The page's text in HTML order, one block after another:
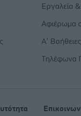
Εργαλεία
Αφιέρωμα
Α’ Βοήθειες
Τηλέφωνα